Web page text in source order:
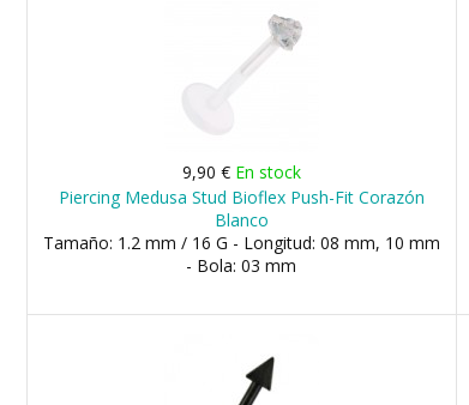
9,90 € En stock
Piercing Medusa Stud Bioflex Push-Fit Corazón
Blanco
Tamaño: 1.2 mm / 16 G - Longitud: 08 mm, 10 mm
- Bola: 03 mm